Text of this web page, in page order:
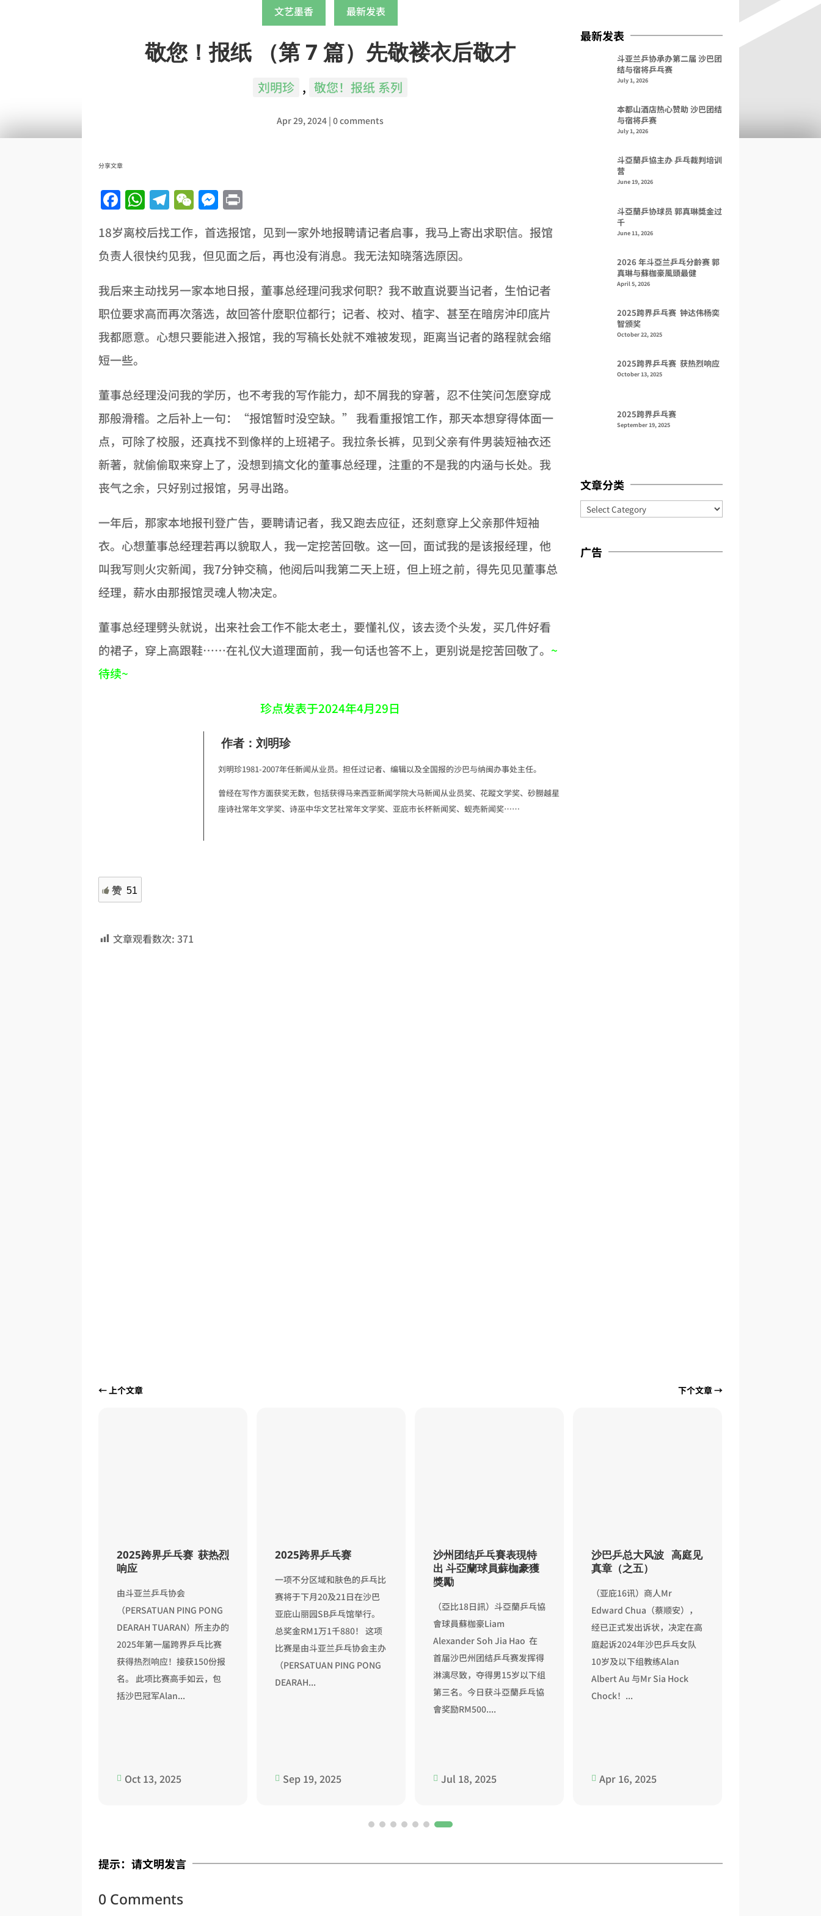
文艺墨香 最新发表
敬您！报纸 （第 7 篇）先敬褛衣后敬才
刘明珍 , 敬您！报纸 系列
Apr 29, 2024| 0 comments
分享文章
Facebook
WhatsApp
Telegram
WeChat
Messenger
18岁离校后找工作，首选报馆，见到一家外地报聘请记者启事，我马上寄出求职信。报馆
负责人很快约见我，但见面之后，再也没有消息。我无法知晓落选原因。
我后来主动找另一家本地日报，董事总经理问我求何职？我不敢直说要当记者，生怕记者
职位要求高而再次落选，故回答什麽职位都行；记者、校对、植字、甚至在暗房沖印底片
我都愿意。心想只要能进入报馆，我的写稿长处就不难被发现，距离当记者的路程就会缩
短一些。
董事总经理没问我的学历，也不考我的写作能力，却不屑我的穿著，忍不住笑问怎麽穿成
那般滑稽。之后补上一句：“报馆暂时没空缺。” 我看重报馆工作，那天本想穿得体面一
点，可除了校服，还真找不到像样的上班裙子。我拉条长裤，见到父亲有件男装短袖衣还
新著，就偷偷取来穿上了，没想到搞文化的董事总经理，注重的不是我的内涵与长处。我
丧气之余，只好别过报馆，另寻出路。
一年后，那家本地报刊登广告，要聘请记者，我又跑去应征，还刻意穿上父亲那件短袖
衣。心想董事总经理若再以貌取人，我一定挖苦回敬。这一回，面试我的是该报经理，他
叫我写则火灾新闻，我7分钟交稿，他阅后叫我第二天上班，但上班之前，得先见见董事总
经理，薪水由那报馆灵魂人物决定。
董事总经理劈头就说，出来社会工作不能太老土，要懂礼仪，该去烫个头发，买几件好看
的裙子，穿上高跟鞋……在礼仪大道理面前，我一句话也答不上，更别说是挖苦回敬了。 ~
待续~
珍点发表于2024年4月29日
作者：刘明珍
刘明珍1981-2007年任新闻从业员。担任过记者、编辑以及全国报的沙巴与纳闽办事处主任。
曾经在写作方面获奖无数，包括获得马来西亚新闻学院大马新闻从业员奖、花蹤文学奖、砂朥越星
座诗社常年文学奖、诗巫中华文艺社常年文学奖、亚庇市长杯新闻奖、蚬売新闻奖……
赞 51
文章观看数次: 371
最新发表
斗亚兰乒协承办第二届 沙巴团
结与宿将乒乓赛
July 1, 2026
本都山酒店热心赞助 沙巴团结
与宿将乒赛
July 1, 2026
斗亞蘭乒協主办 乒乓裁判培训
营
June 19, 2026
斗亞蘭乒协球员 郭真琳獎金过
千
June 11, 2026
2026 年斗亞兰乒乓分齡赛 郭
真琳与蘇枷豪風頭最健
April 5, 2026
2025跨界乒乓赛 钟达伟杨奕
智颁奖
October 22, 2025
2025跨界乒乓赛 获热烈响应
October 13, 2025
2025跨界乒乓赛
September 19, 2025
文章分类
Categories
广告
← 上个文章 下个文章→
2025跨界乒乓赛 获热烈
响应
由斗亚兰乒乓协会
（PERSATUAN PING PONG
DEARAH TUARAN）所主办的
2025年第一届跨界乒乓比赛
获得热烈响应！接获150份报
名。 此项比赛高手如云，包
括沙巴冠军Alan...
 Oct 13, 2025
2025跨界乒乓赛
一项不分区域和肤色的乒乓比
赛将于下月20及21日在沙巴
亚庇山丽园SB乒乓馆举行。
总奖金RM1万1千880！ 这项
比赛是由斗亚兰乒乓协会主办
（PERSATUAN PING PONG
DEARAH...
 Sep 19, 2025
沙州团结乒乓賽表現特
出 斗亞蘭球員蘇枷豪獲
獎勵
（亞比18日訊）斗亞蘭乒乓協
會球員蘇枷豪Liam
Alexander Soh Jia Hao 在
首届沙巴州团结乒乓赛发挥得
淋漓尽致，夺得男15岁以下组
第三名。今日获斗亞蘭乒乓協
會奖励RM500....
 Jul 18, 2025
沙巴乒总大风波 高庭见
真章（之五）
（亚庇16讯）商人Mr
Edward Chua（蔡顺安），
经已正式发出诉状，决定在高
庭起诉2024年沙巴乒乓女队
10岁及以下组教练Alan
Albert Au 与Mr Sia Hock
Chock！...
 Apr 16, 2025
提示：请文明发言
0 Comments